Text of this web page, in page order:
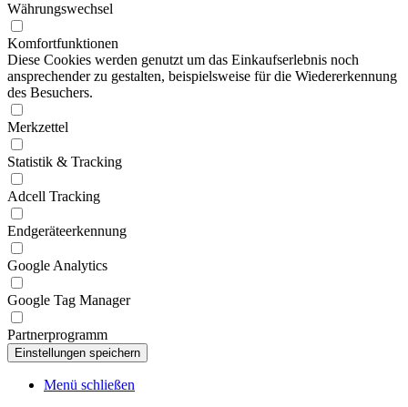
Währungswechsel
Komfortfunktionen
Diese Cookies werden genutzt um das Einkaufserlebnis noch
ansprechender zu gestalten, beispielsweise für die Wiedererkennung
des Besuchers.
Merkzettel
Statistik & Tracking
Adcell Tracking
Endgeräteerkennung
Google Analytics
Google Tag Manager
Partnerprogramm
Menü schließen